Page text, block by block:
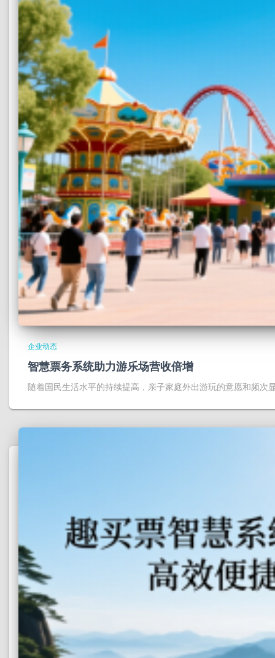
企业动态
智慧票务系统助力游乐场营收倍增
随着国民生活水平的持续提高，亲子家庭外出游玩的意愿和频次